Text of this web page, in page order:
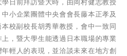
小企業團體中央會會長藤本正孝及
校副校長胡秀華教授，會中一致同
，暨大學生能透過日本職場的專業
輕人的表現，並洽談未來在地方創